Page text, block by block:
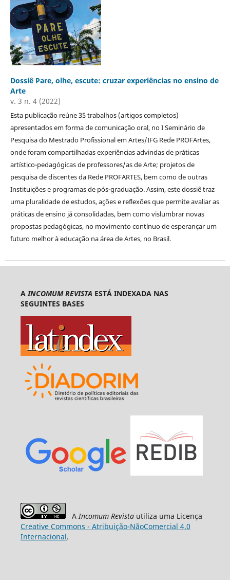
Dossiê Pare, olhe, escute: cruzar experiências no ensino de
Arte
v. 3 n. 4 (2022)
Esta publicação reúne 35 trabalhos (artigos completos)
apresentados em forma de comunicação oral, no I Seminário de
Pesquisa do Mestrado Profissional em Artes/IFG Rede PROFArtes,
onde foram compartilhadas experiências advindas de práticas
artístico-pedagógicas de professores/as de Arte; projetos de
pesquisa de discentes da Rede PROFARTES, bem como de outras
Instituições e programas de pós-graduação. Assim, este dossiê traz
uma pluralidade de estudos, ações e reflexões que permite avaliar as
práticas de ensino já consolidadas, bem como vislumbrar novas
propostas pedagógicas, no movimento contínuo de esperançar um
futuro melhor à educação na área de Artes, no Brasil.
A INCOMUM REVISTA ESTÁ INDEXADA NAS
SEGUINTES BASES
A Incomum Revistautiliza uma Licença
Creative Commons - Atribuição-NãoComercial 4.0
Internacional.